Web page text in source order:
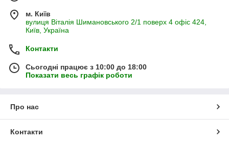
м. Київ
вулиця Віталія Шимановського 2/1 поверх 4 офіс 424,
Київ, Україна
Контакти
Сьогодні працює з 10:00 до 18:00
Показати весь графік роботи
Про нас
Контакти